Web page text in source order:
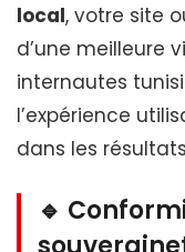
local, votre site
d’une meilleure
internautes
l’expérience
dans les
🔹